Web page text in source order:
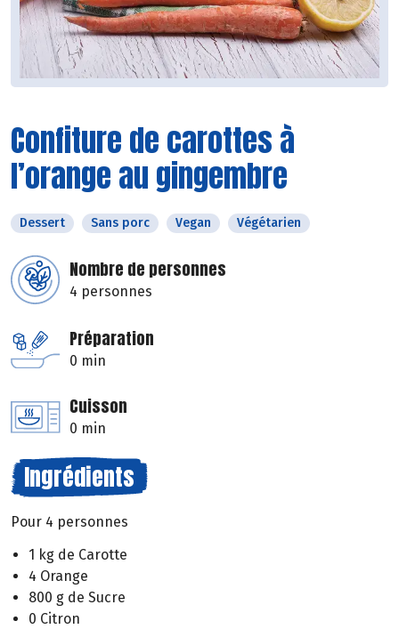
Confiture de carottes à
l’orange au gingembre
Dessert Sans porc Vegan Végétarien
Nombre de personnes
4 personnes
Préparation
0 min
Cuisson
0 min
Ingrédients
Pour 4 personnes
1 kg de Carotte
4 Orange
800 g de Sucre
0 Citron